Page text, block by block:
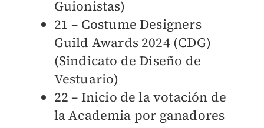
Guionistas)
21 – Costume Designers
Guild Awards 2024 (CDG)
(Sindicato de Diseño de
Vestuario)
22 – Inicio de la votación de
la Academia por ganadores